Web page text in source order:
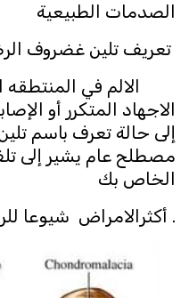
الصدمات الطبيعية
تعريف تلين غضروف
الالم في المنتطقه
الاجهاد المتكرر أو
إلى حالة تعرف باسم
مصطلح عام يشير إلى
الخاص بك
. أكثرالامراض شيوعا